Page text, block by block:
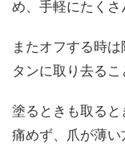
め、手軽にたくさ
またオフする時
タンに取り去るこ
塗るときも取る
痛めず、 爪が薄い